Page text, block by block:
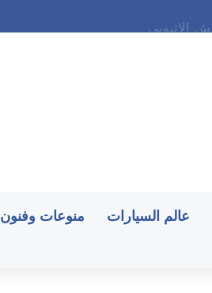
عالم السيارات منوعات وفنون